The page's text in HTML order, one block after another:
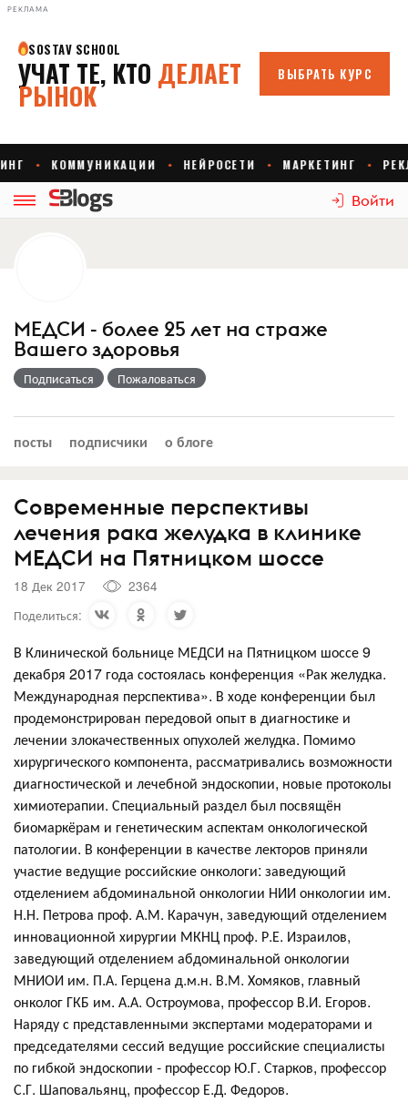
РЕКЛАМА
Войти
МЕДСИ - более 25 лет на страже
Вашего здоровья
Подписаться Пожаловаться
посты подписчики о блоге
Современные перспективы
лечения рака желудка в клинике
МЕДСИ на Пятницком шоссе
18 Дек 2017
2364
Поделиться:
В Клинической больнице МЕДСИ на Пятницком шоссе 9
декабря 2017 года состоялась конференция «Рак желудка.
Международная перспектива». В ходе конференции был
продемонстрирован передовой опыт в диагностике и
лечении злокачественных опухолей желудка. Помимо
хирургического компонента, рассматривались возможности
диагностической и лечебной эндоскопии, новые протоколы
химиотерапии. Специальный раздел был посвящён
биомаркёрам и генетическим аспектам онкологической
патологии. В конференции в качестве лекторов приняли
участие ведущие российские онкологи: заведующий
отделением абдоминальной онкологии НИИ онкологии им.
Н.Н. Петрова проф. А.М. Карачун, заведующий отделением
инновационной хирургии МКНЦ проф. Р.Е. Израилов,
заведующий отделением абдоминальной онкологии
МНИОИ им. П.А. Герцена д.м.н. В.М. Хомяков, главный
онколог ГКБ им. А.А. Остроумова, профессор В.И. Егоров.
Наряду с представленными экспертами модераторами и
председателями сессий ведущие российские специалисты
по гибкой эндоскопии - профессор Ю.Г. Старков, профессор
С.Г. Шаповальянц, профессор Е.Д. Федоров.